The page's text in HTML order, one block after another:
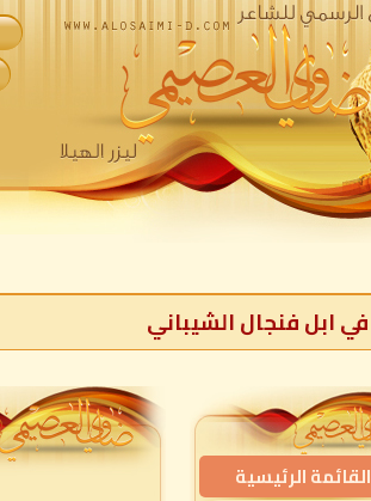
في ابل فنجال الشيباني
القائمة الرئيسية